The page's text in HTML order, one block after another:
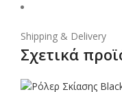
Shipping & Delivery
Σχετικά